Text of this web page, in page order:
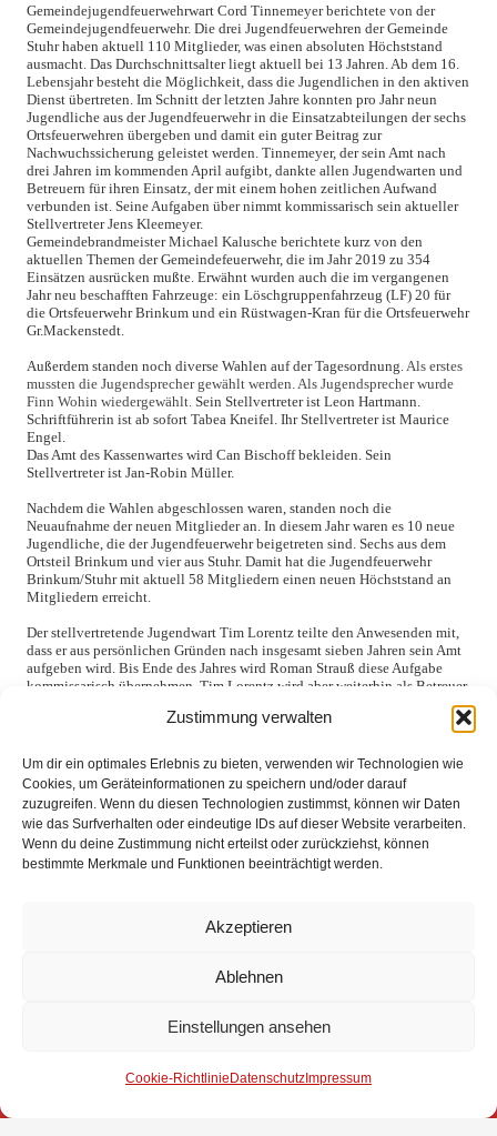
Zustimmung verwalten
Um dir ein optimales Erlebnis zu bieten, verwenden wir Technologien wie
Cookies, um Geräteinformationen zu speichern und/oder darauf
zuzugreifen. Wenn du diesen Technologien zustimmst, können wir Daten
wie das Surfverhalten oder eindeutige IDs auf dieser Website verarbeiten.
Wenn du deine Zustimmung nicht erteilst oder zurückziehst, können
bestimmte Merkmale und Funktionen beeinträchtigt werden.
Akzeptieren
Ablehnen
Einstellungen ansehen
Cookie-Richtlinie Datenschutz Impressum
Gemeindejugendfeuerwehrwart Cord Tinnemeyer berichtete von der
Gemeindejugendfeuerwehr. Die drei Jugendfeuerwehren der Gemeinde
Stuhr haben aktuell 110 Mitglieder, was einen absoluten Höchststand
ausmacht. Das Durchschnittsalter liegt aktuell bei 13 Jahren. Ab dem 16.
Lebensjahr besteht die Möglichkeit, dass die Jugendlichen in den aktiven
Dienst übertreten. Im Schnitt der letzten Jahre konnten pro Jahr neun
Jugendliche aus der Jugendfeuerwehr in die Einsatzabteilungen der sechs
Ortsfeuerwehren übergeben und damit ein guter Beitrag zur
Nachwuchssicherung geleistet werden. Tinnemeyer, der sein Amt nach
drei Jahren im kommenden April aufgibt, dankte allen Jugendwarten und
Betreuern für ihren Einsatz, der mit einem hohen zeitlichen Aufwand
verbunden ist. Seine Aufgaben über nimmt kommissarisch sein aktueller
Stellvertreter Jens Kleemeyer.
Gemeindebrandmeister Michael Kalusche berichtete kurz von den
aktuellen Themen der Gemeindefeuerwehr, die im Jahr 2019 zu 354
Einsätzen ausrücken mußte. Erwähnt wurden auch die im vergangenen
Jahr neu beschafften Fahrzeuge: ein Löschgruppenfahrzeug (LF) 20 für
die Ortsfeuerwehr Brinkum und ein Rüstwagen-Kran für die Ortsfeuerwehr
Gr.Mackenstedt.
Außerdem standen noch diverse Wahlen auf der Tagesordnung. Als erstes
mussten die Jugendsprecher gewählt werden. Als Jugendsprecher wurde
Finn Wohin wiedergewählt. Sein Stellvertreter ist Leon Hartmann.
Schriftführerin ist ab sofort Tabea Kneifel. Ihr Stellvertreter ist Maurice
Engel.
Das Amt des Kassenwartes wird Can Bischoff bekleiden. Sein
Stellvertreter ist Jan-Robin Müller.
Nachdem die Wahlen abgeschlossen waren, standen noch die
Neuaufnahme der neuen Mitglieder an. In diesem Jahr waren es 10 neue
Jugendliche, die der Jugendfeuerwehr beigetreten sind. Sechs aus dem
Ortsteil Brinkum und vier aus Stuhr. Damit hat die Jugendfeuerwehr
Brinkum/Stuhr mit aktuell 58 Mitgliedern einen neuen Höchststand an
Mitgliedern erreicht.
Der stellvertretende Jugendwart Tim Lorentz teilte den Anwesenden mit,
dass er aus persönlichen Gründen nach insgesamt sieben Jahren sein Amt
aufgeben wird. Bis Ende des Jahres wird Roman Strauß diese Aufgabe
kommissarisch übernehmen. Tim Lorentz wird aber weiterhin als Betreuer
Erdt seinen Dank an alle Anwesenden. Im Besonderen dankte er Tim
Lorentz für seinen jahrelangen Einsatz für die Jugendfeuerwehr in der
Aufgabe der stellvertretenden Jugendwartes. Ebenfalls dankte auch er den
anderen Jugendwarten und Betreuern für ihre wertvolle Arbeit.
Pünktlich um 20 Uhr konnte die Sitzung nach zwei Stunden beendet
werden.